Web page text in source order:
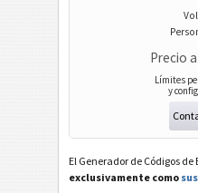
Precio
Límites
y
El Generador de Códigos
exclusivamente como